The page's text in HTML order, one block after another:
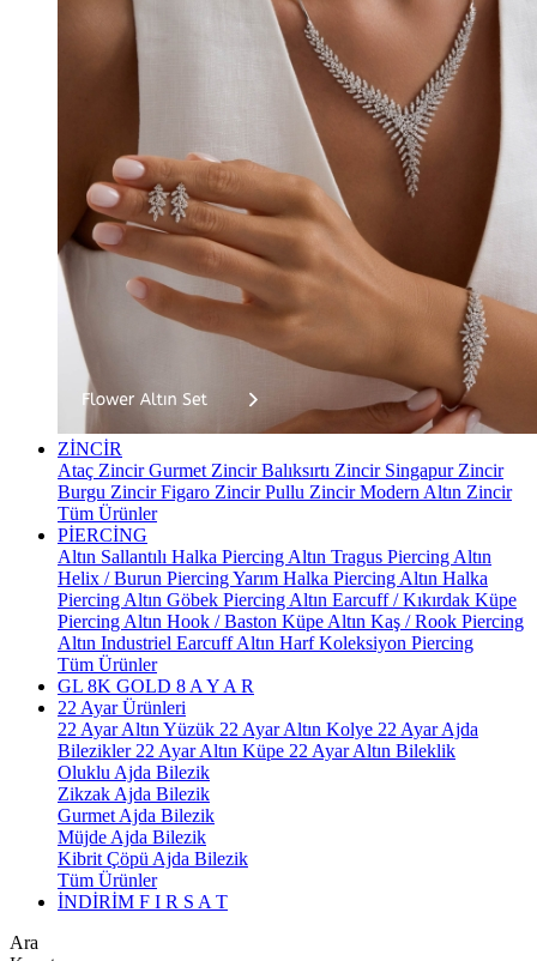
ZİNCİR
Ataç ZincirGurmet ZincirBalıksırtı Zincir Singapur Zincir
Burgu ZincirFigaro ZincirPullu ZincirModern Altın Zincir
Tüm Ürünler
PİERCİNG
Altın Sallantılı Halka Piercing Altın Tragus Piercing Altın
Helix / Burun PiercingYarım Halka Piercing Altın Halka
Piercing Altın Göbek Piercing Altın Earcuff / Kıkırdak Küpe
Piercing Altın Hook / Baston Küpe Altın Kaş / Rook Piercing
Altın Industriel EarcuffAltın Harf Koleksiyon Piercing
Tüm Ürünler
GL 8K GOLD 8 A Y A R
22 Ayar Ürünleri
22 Ayar Altın Yüzük 22 Ayar Altın Kolye 22 Ayar Ajda
Bilezikler 22 Ayar Altın Küpe 22 Ayar Altın Bileklik
Oluklu Ajda Bilezik
Zikzak Ajda Bilezik
Gurmet Ajda Bilezik
Müjde Ajda Bilezik
Kibrit Çöpü Ajda Bilezik
Tüm Ürünler
İNDİRİM F I R S A T
Ara